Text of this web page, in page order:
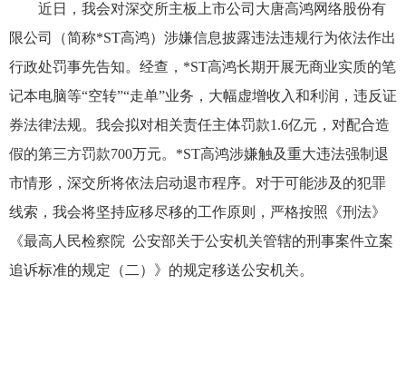
近日，我会对深交所主板上市公司大唐高鸿网络股份有
限公司（简称*ST高鸿）涉嫌信息披露违法违规行为依法作出
行政处罚事先告知。经查，*ST高鸿长期开展无商业实质的笔
记本电脑等“空转”“走单”业务，大幅虚增收入和利润，违反证
券法律法规。我会拟对相关责任主体罚款1.6亿元，对配合造
假的第三方罚款700万元。*ST高鸿涉嫌触及重大违法强制退
市情形，深交所将依法启动退市程序。对于可能涉及的犯罪
线索，我会将坚持应移尽移的工作原则，严格按照《刑法》
《最高人民检察院 公安部关于公安机关管辖的刑事案件立案
追诉标准的规定（二）》的规定移送公安机关。